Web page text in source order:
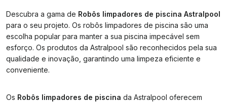
Descubra a gama de Robôs limpadores de piscina Astralpool
para o seu projeto. Os robôs limpadores de piscina são uma
escolha popular para manter a sua piscina impecável sem
esforço. Os produtos da Astralpool são reconhecidos pela sua
qualidade e inovação, garantindo uma limpeza eficiente e
conveniente.
Os Robôs limpadores de piscina da Astralpool oferecem